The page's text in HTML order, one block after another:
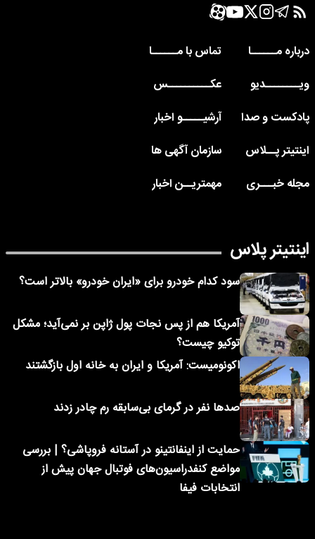
درباره مــــــا
تماس با مــــــا
ویــــــــدیو
عکــــــــــس
پادکست و صدا
آرشیـــــو اخبار
اینتیتر پــلاس
سازمان آگهی ها
مجله خبـــری
مهمتریــن اخبار
اینتیتر پلاس
سود کدام خودرو برای «ایران خودرو» بالاتر است؟
آمریکا هم از پس نجات پول ژاپن بر نمی‌آید؛ مشکل
توکیو چیست؟
اکونومیست: آمریکا و ایران به خانه اول بازگشتند
صدها نفر در گرمای بی‌سابقه رم چادر زدند
حمایت از اینفانتینو در آستانه فروپاشی؟ | بررسی
مواضع کنفدراسیون‌های فوتبال جهان پیش از
انتخابات فیفا